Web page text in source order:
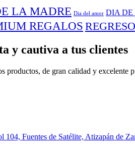
LA MADRE Dia del amor DIA DE
REGALOS
y cautiva a tus clientes
productos, de gran calidad y
104, Fuentes de Satélite, Atizapán de